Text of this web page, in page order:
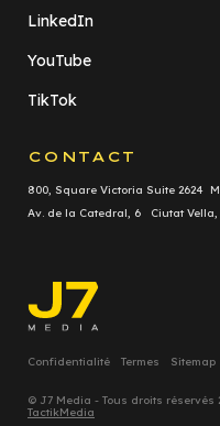
LinkedIn
YouTube
TikTok
CONTACT
800, Square Victoria Suite 2624
Av. de la Catedral, 6 Ciutat
Confidentialité Termes Sitemap
© J7 Media - Tous droits réservés
TactikMedia